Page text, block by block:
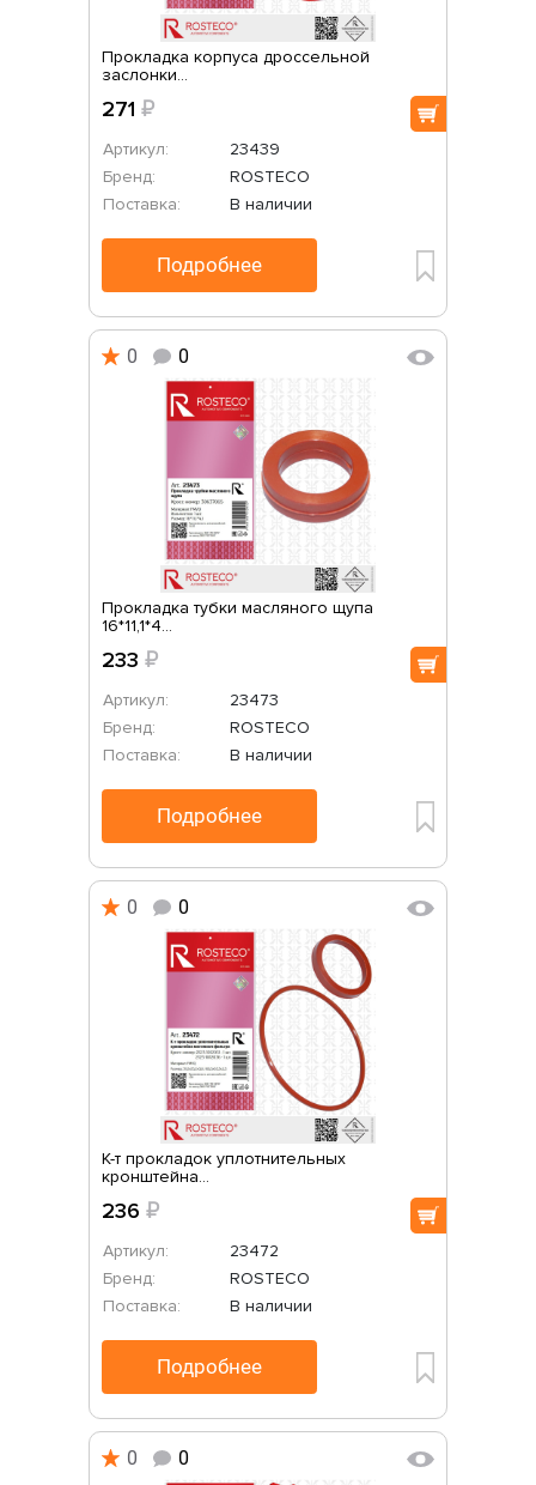
Прокладка корпуса дроссельной
заслонки...
271 ₽
Артикул:
23439
Бренд:
ROSTECO
Поставка:
В наличии
Подробнее
0 0
Прокладка тубки масляного щупа
16*11,1*4...
233 ₽
Артикул:
23473
Бренд:
ROSTECO
Поставка:
В наличии
Подробнее
0 0
К-т прокладок уплотнительных
кронштейна...
236 ₽
Артикул:
23472
Бренд:
ROSTECO
Поставка:
В наличии
Подробнее
0 0